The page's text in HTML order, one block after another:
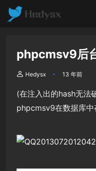
phpcmsv9后
Hedysx 13 年前
(在注入出的hash无法
phpcmsv9在数据库